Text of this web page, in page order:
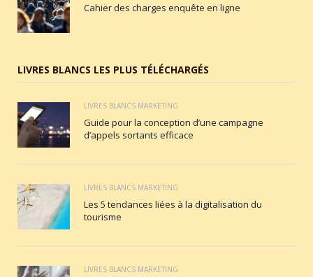
Cahier des charges enquête en ligne
LIVRES BLANCS LES PLUS TÉLÉCHARGÉS
LIVRES BLANCS MARKETING
Guide pour la conception d’une campagne
d’appels sortants efficace
LIVRES BLANCS MARKETING
Les 5 tendances liées à la digitalisation du
tourisme
LIVRES BLANCS MARKETING